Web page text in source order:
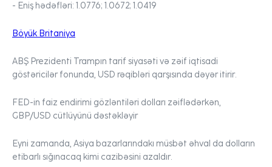
- Eniş hədəfləri: 1.0776; 1.0672; 1.0419
Böyük Britaniya
ABŞ Prezidenti Trampın tarif siyasəti və zəif iqtisadi
göstəricilər fonunda, USD rəqibləri qarşısında dəyər itirir.
FED-in faiz endirimi gözləntiləri dolları zəiflədərkən,
GBP/USD cütlüyünü dəstəkləyir
Eyni zamanda, Asiya bazarlarındakı müsbət əhval da dolların
etibarlı sığınacaq kimi cazibəsini azaldır.